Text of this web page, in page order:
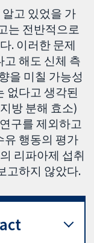
고 있었을 가
는 전반적으로
. 이러한 문제
해도 신체 측
을 미칠 가능성
없다고 생각된
방 분해 효소)
구를 제외하고
유 행동의 평가
리파아제 섭취
고하지 않았다.